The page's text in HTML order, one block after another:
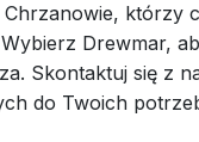
którzy
Drewmar,
Skontaktuj się z
do Twoich